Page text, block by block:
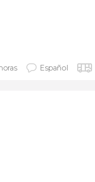
Español